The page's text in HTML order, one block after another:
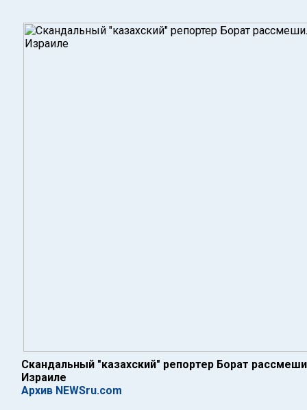
Скандальный "казахский" репортер Борат
Израиле
Архив NEWSru.com